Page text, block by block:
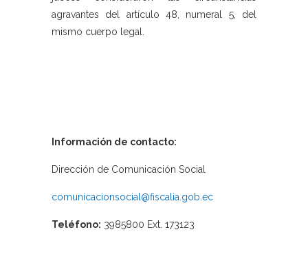
agravantes del artículo 48, numeral 5, del
mismo cuerpo legal.
Información de contacto:
Dirección de Comunicación Social
comunicacionsocial@fiscalia.gob.ec
Teléfono: 3985800 Ext. 173123